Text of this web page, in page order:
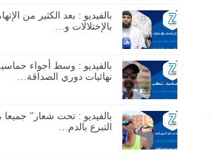
بالفيديو : بعد الكثير من
بالإختلالات و…
بالفيديو : وسط أجواء
نهائيات دوري الصداقة…
بالفيديو : تحت شعار”
التبرع بالدم…